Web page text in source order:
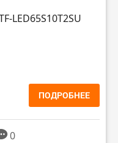
LED65S10T2SU
ПОДРОБНЕЕ
0